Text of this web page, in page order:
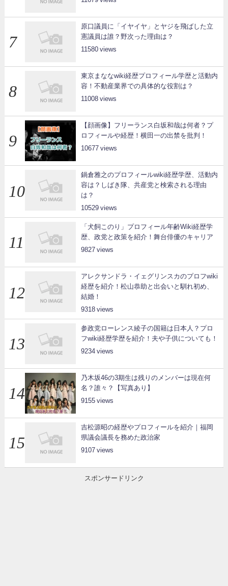
原口議員に「イヤイヤ」とヤジを飛ばした立
憲議員は誰？野次った理由は？
11580
東京まななwiki経歴プロフィール学歴と活動内
容！不動産業界での具体的な役割は？
11008
【顔画像】フリーランス白坂和哉は何者？プ
ロフィールや経歴！横田一の出禁を批判！
10677
鍋倉雅之のプロフィールwiki経歴学歴、活動内
容は？しばき隊、共産党と検索される理由
は？
10529
「犬飼このり」プロフィール年齢Wiki経歴学
歴、政党と政策を紹介！舞台俳優のキャリア
9827
アレクサンドラ・イェグリンスカのプロフwiki
経歴を紹介！松山恭助と出会いと馴れ初め、
結婚！
9318
参政党ローレンス綾子の国籍は日本人？プロ
フwiki経歴学歴を紹介！夫や子供についても！
9234
乃木坂46の3期生は残りのメンバーは現在何
名？誰々？【写真あり】
9155
吉松源昭の経歴やプロフィールを紹介｜福岡
県議会議長を務めた政治家
9107
スポンサードリンク